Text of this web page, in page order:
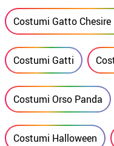
Costumi Gatto
Costumi Gatti
Costumi Orso Panda
Costumi Halloween